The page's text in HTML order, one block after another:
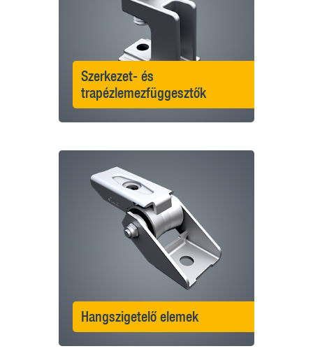
Szerkezet- és
trapézlemezfüggesztők
Hangszigetelő elemek